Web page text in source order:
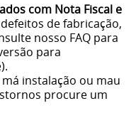
com Nota Fiscal e
de fabricação,
nosso FAQ para
para
instalação ou mau
procure um